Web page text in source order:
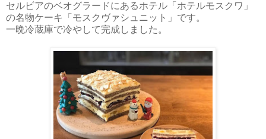
セルビアのベオグラードにあるホテル「ホテルモスクワ」
の名物ケーキ「モスクヴァシュニット」です。
一晩冷蔵庫で冷やして完成しました。